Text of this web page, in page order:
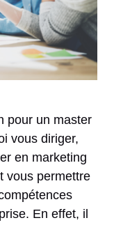
pour un master
vous diriger,
en marketing
vous permettre
En effet, il